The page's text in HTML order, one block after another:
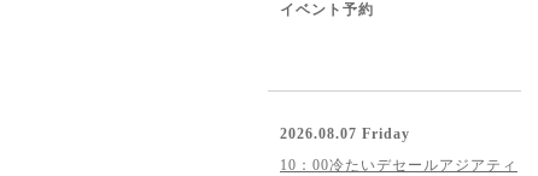
イベント予約
2026.08.07 Friday
10：00冷たいデセールアジアティ